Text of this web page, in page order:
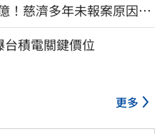
！慈濟多年未報案原因
積電關鍵價位
更多